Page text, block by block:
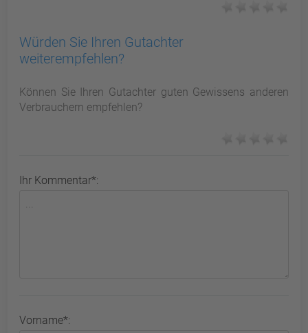
Würden Sie Ihren Gutachter
weiterempfehlen?
Können Sie Ihren Gutachter guten Gewissens anderen
Verbrauchern empfehlen?
Ihr Kommentar*:
Vorname*: